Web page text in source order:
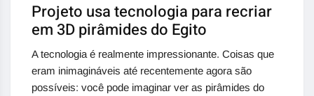
Projeto usa tecnologia para recriar
em 3D pirâmides do Egito
A tecnologia é realmente impressionante. Coisas que
eram inimagináveis ​​até recentemente agora são
possíveis: você pode imaginar ver as pirâmides do